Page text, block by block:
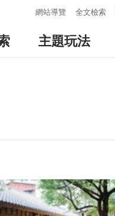
網站導覽 全文檢索
主題玩法